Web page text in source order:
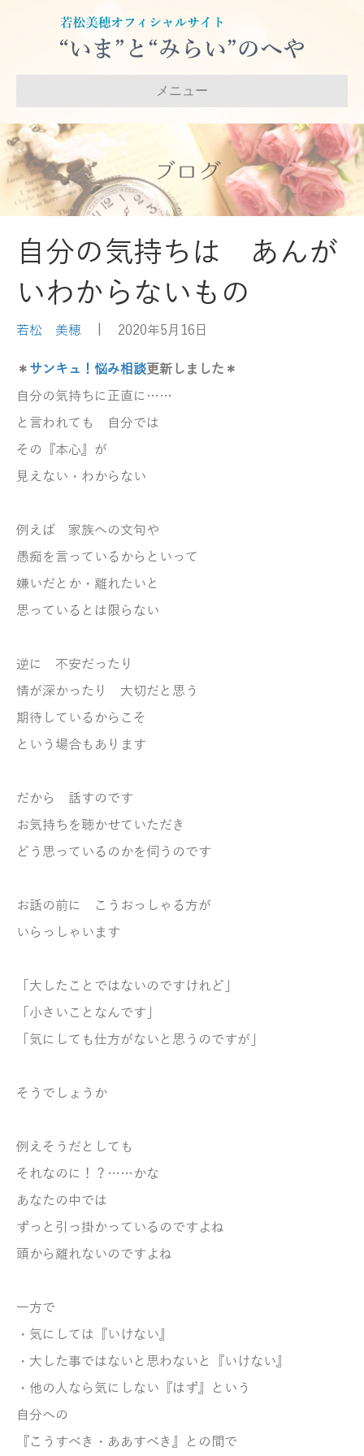
メニュー
ブログ
自分の気持ちは あんが
いわからないもの
若松 美穂 2020年5月16日
＊ サンキュ！悩み相談更新しました＊
自分の気持ちに正直に……
と言われても
自分では
その『本心』が
見えない・わからない
例えば 家族への文句や
愚痴を言っているからといって
嫌いだとか・離れたいと
思っているとは限らない
逆に 不安だったり
情が深かったり 大切だと思う
期待しているからこそ
という場合もあります
だから 話すのです
お気持ちを聴かせていただき
どう思っているのかを伺うのです
お話の前に こうおっしゃる方が
いらっしゃいます
「大したことではないのですけれど」
「小さいことなんです」
「気にしても仕方がないと思うのですが」
そうでしょうか
例えそうだとしても
それなのに！？……かな
あなたの中では
ずっと引っ掛かっているのですよね
頭から離れないのですよね
一方で
・気にしては『いけない』
・大した事ではないと 思わないと『いけない』
・他の人なら気にしない『はず』という
自分への
『こうすべき・ああすべき』との 間で